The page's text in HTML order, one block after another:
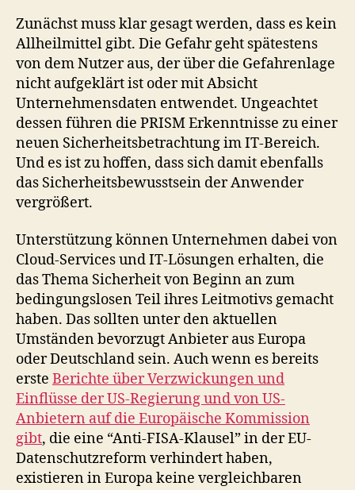
Zunächst muss klar gesagt werden, dass es kein
Allheilmittel gibt. Die Gefahr geht spätestens
von dem Nutzer aus, der über die Gefahrenlage
nicht aufgeklärt ist oder mit Absicht
Unternehmensdaten entwendet. Ungeachtet
dessen führen die PRISM Erkenntnisse zu einer
neuen Sicherheitsbetrachtung im IT-Bereich.
Und es ist zu hoffen, dass sich damit ebenfalls
das Sicherheitsbewusstsein der Anwender
vergrößert.
Unterstützung können Unternehmen dabei von
Cloud-Services und IT-Lösungen erhalten, die
das Thema Sicherheit von Beginn an zum
bedingungslosen Teil ihres Leitmotivs gemacht
haben. Das sollten unter den aktuellen
Umständen bevorzugt Anbieter aus Europa
oder Deutschland sein. Auch wenn es bereits
erste Berichte über Verzwickungen und
Einflüsse der US-Regierung und von US-
Anbietern auf die Europäische Kommission
gibt, die eine “Anti-FISA-Klausel” in der EU-
Datenschutzreform verhindert haben,
existieren in Europa keine vergleichbaren